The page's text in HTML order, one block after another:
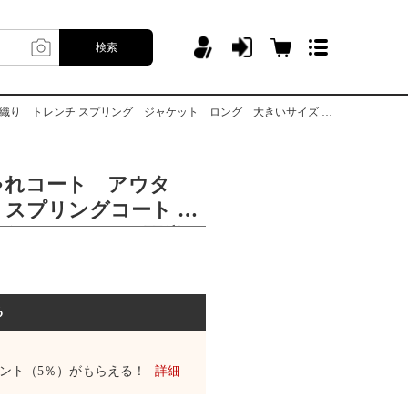
検索
ジャケット ロング 大きいサイズ シンプル かわいい きれいめ カジュアル
れコート アウタ
プリングコート ロ
リング ジャケッ
ジュアル
ト（5％）がもらえる！ 詳細